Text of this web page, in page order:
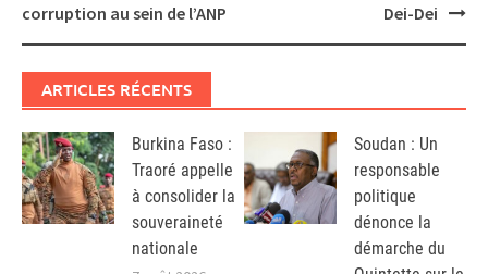
corruption au sein de l’ANP
Dei-Dei
ARTICLES RÉCENTS
Burkina Faso :
Traoré appelle
à consolider la
souveraineté
nationale
Soudan : Un
responsable
politique
dénonce la
démarche du